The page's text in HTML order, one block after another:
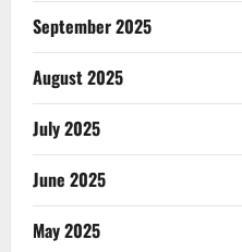
September 2025
August 2025
July 2025
June 2025
May 2025